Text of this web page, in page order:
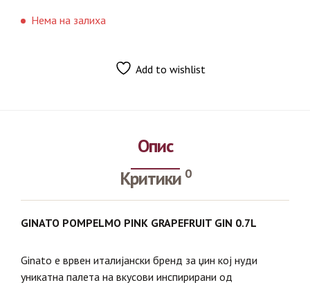
Нема на залиха
Add to wishlist
Опис
Критики 0
GINATO POMPELMO PINK GRAPEFRUIT GIN 0.7L
Ginato е врвен италијански бренд за џин кој нуди
уникатна палета на вкусови инспирирани од